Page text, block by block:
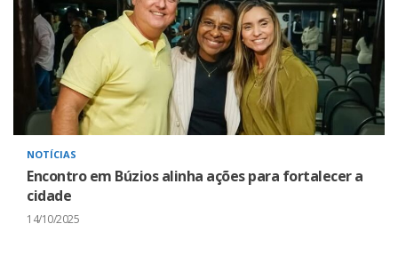
NOTÍCIAS
Encontro em Búzios alinha ações para fortalecer a
cidade
14/10/2025